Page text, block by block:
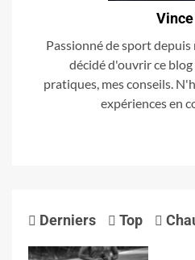
Passionné de sport depuis
décidé d'ouvrir ce
pratiques, mes conseils.
expériences en
Derniers Top